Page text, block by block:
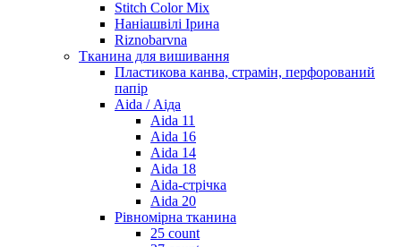
Stitch Color Mix
Наніашвілі Ірина
Riznobarvna
Тканина для вишивання
Пластикова канва, страмін, перфорований
папір
Aida / Аіда
Aida 11
Aida 16
Aida 14
Aida 18
Aida-стрічка
Aida 20
Рівномірна тканина
25 count